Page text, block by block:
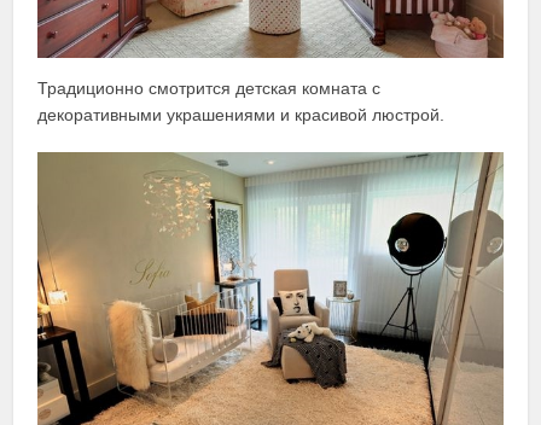
Традиционно смотрится детская комната с
декоративными украшениями и красивой люстрой.